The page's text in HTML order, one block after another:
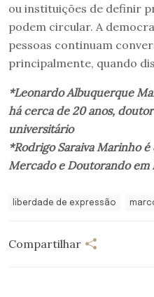
ou instituições de definir
podem circular. A
pessoas continuam
principalmente, quando
*Leonardo Albuquerque
há cerca de 20 anos,
universitário
*Rodrigo Saraiva Marinho
Mercado e Doutorando
liberdade de expressão
Compartilhar